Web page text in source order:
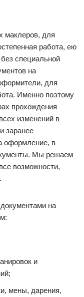
маклеров, для
работа, ею
специальной
на
для
Именно поэтому
прохождения
изменений в
заранее
оформление, в
Мы решаем
возможности,
на
и
мены, дарения,